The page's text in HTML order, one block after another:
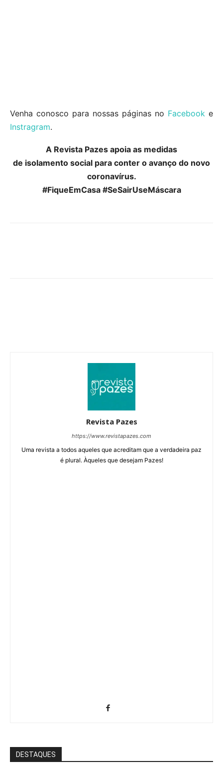
Venha conosco para nossas páginas no Facebook e
Instragram.
A Revista Pazes apoia as medidas
de isolamento social para conter o avanço do novo
coronavírus.
#FiqueEmCasa #SeSairUseMáscara
Revista Pazes
https://www.revistapazes.com
Uma revista a todos aqueles que acreditam que a verdadeira paz
é plural. Àqueles que desejam Pazes!
DESTAQUES